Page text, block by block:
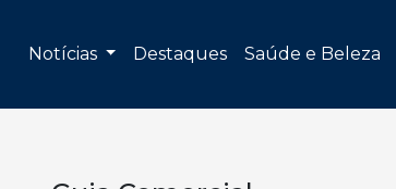
Notícias Destaques Saúde e Beleza